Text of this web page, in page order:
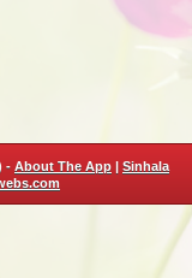
- About The App | Sinhala